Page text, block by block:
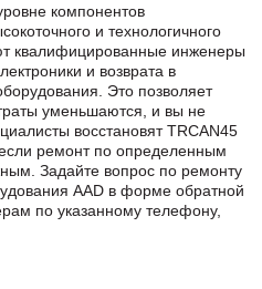
компонентов
и технологичного
квалифицированные инженеры
и возврата в
Это позволяет
уменьшаются, и вы не
восстановят TRCAN45
ремонт по определенным
Задайте вопрос по ремонту
AAD в формe обратной
по указанному телефону,